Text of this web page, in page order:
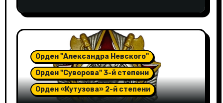
Орден "Александра Невского"
Орден "Суворова" 3-й степени
Орден «Кутузова» 2-й степени